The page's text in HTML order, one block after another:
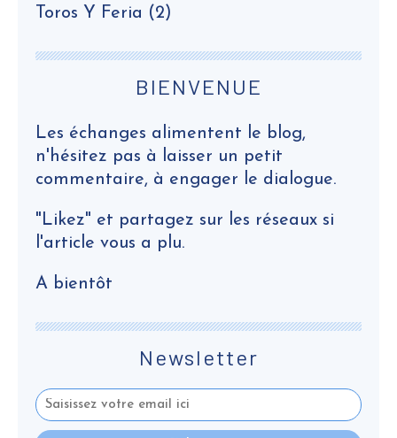
Newsletter
Toros Y Feria (2)
BIENVENUE
Les échanges alimentent le blog,
n'hésitez pas à laisser un petit
commentaire, à engager le dialogue.
"Likez" et partagez sur les réseaux si
l'article vous a plu.
A bientôt